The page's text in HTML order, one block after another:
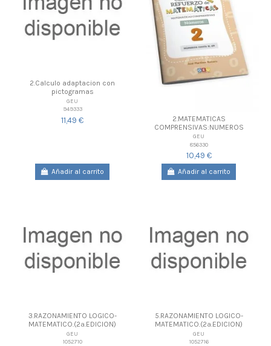
2.Calculo adaptacion con
pictogramas
GEU
949333
11,49 €
Añadir al carrito
2.MATEMATICAS
COMPRENSIVAS:NUMEROS
GEU
856330
10,49 €
Añadir al carrito
3.RAZONAMIENTO LOGICO-
MATEMATICO.(2ª.EDICION)
GEU
1052710
5.RAZONAMIENTO LOGICO-
MATEMATICO.(2ª.EDICION)
GEU
1052716